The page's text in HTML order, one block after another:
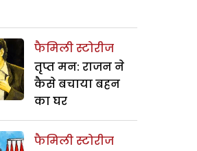
फैमिली स्टोरीज
तृप्त मन: राजन ने
कैसे बचाया बहन
का घर
फैमिली स्टोरीज